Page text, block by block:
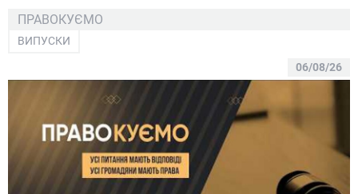
ПРАВОКУЄМО
ВИПУСКИ
06/08/26